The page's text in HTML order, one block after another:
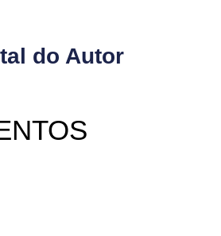
do Autor